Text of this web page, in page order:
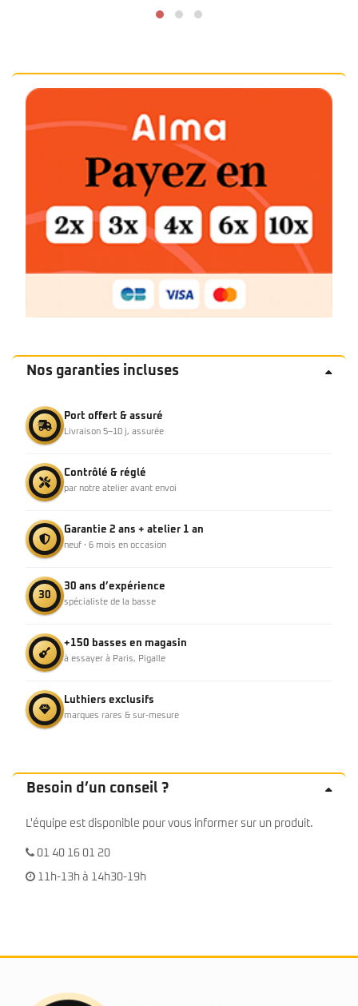
Nos garanties incluses
Port offert & assuré
Livraison 5–10 j, assurée
Contrôlé & réglé
par notre atelier avant envoi
Garantie 2 ans + atelier 1 an
neuf · 6 mois en occasion
30
30 ans d’expérience
spécialiste de la basse
+150 basses en magasin
à essayer à Paris, Pigalle
Luthiers exclusifs
marques rares & sur-mesure
Besoin d’un conseil ?
L'équipe est disponible pour vous informer sur un produit.
01 40 16 01 20
11h-13h à 14h30-19h